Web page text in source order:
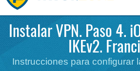
Instalar VPN. Paso 4.
IKEv2.
Instrucciones para configurar